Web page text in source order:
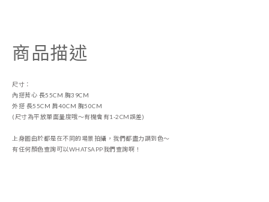
商品描述
尺寸：
內搭背心 長55CM 胸39CM
外搭 長55CM 肩40CM 胸50CM
(尺寸為平放單面量度哦～有機會有1-2CM誤差)
上身圖由於都是在不同的場景拍攝，我們都盡力調到色〜
有任何顏色查詢可以WHATSAPP我們查詢啊！